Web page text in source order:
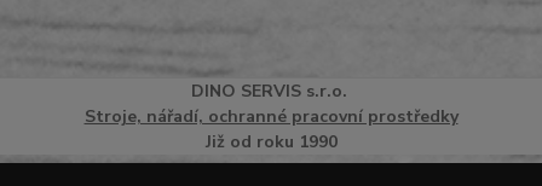
DINO SERVISs.r.o.
Stroje, nářadí, ochranné pracovní prostředky
Již od roku 1990